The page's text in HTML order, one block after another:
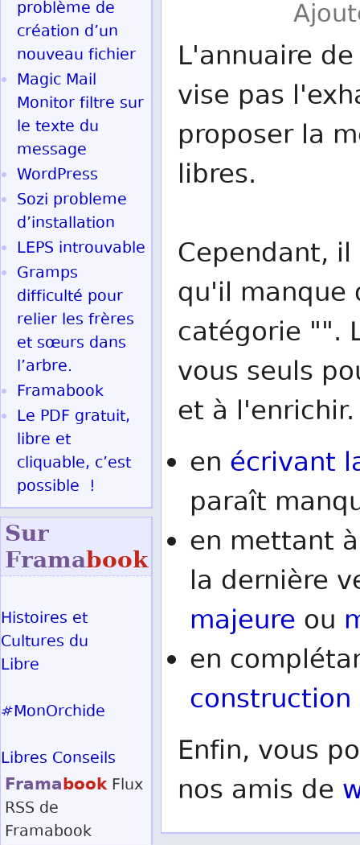
L'annuaire
vise pas
proposer la
libres.
Cependant,
qu'il manque
catégorie "".
vous seuls
et à l'enrichir.
en écrivant
paraît
en mettant
la dernière
majeure ou
en
construction
Enfin, vous
nos amis de
problème de
création d’un
nouveau fichier
Magic Mail
Monitor filtre sur
le texte du
message
WordPress
Sozi probleme
d’installation
LEPS introuvable
Gramps
difficulté pour
relier les frères
et sœurs dans
l’arbre.
Framabook
Le PDF gratuit,
libre et
cliquable, c’est
possible !
Sur
Framabook
Histoires et
Cultures du
Libre
#MonOrchide
Libres Conseils
Framabook Flux
RSS de
Framabook